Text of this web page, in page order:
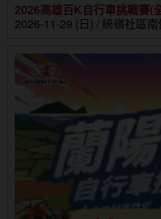
2026高雄百K自行車挑戰賽(
2026-11-29 (日) / 統嶺社區